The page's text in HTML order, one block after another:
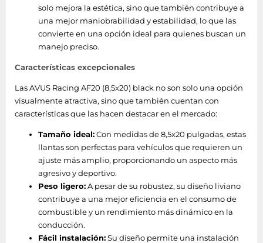
solo mejora la estética, sino que también contribuye a
una mejor maniobrabilidad y estabilidad, lo que las
convierte en una opción ideal para quienes buscan un
manejo preciso.
Características excepcionales
Las AVUS Racing AF20 (8,5x20) black no son solo una opción
visualmente atractiva, sino que también cuentan con
características que las hacen destacar en el mercado:
Tamaño ideal:Con medidas de 8,5x20 pulgadas, estas
llantas son perfectas para vehículos que requieren un
ajuste más amplio, proporcionando un aspecto más
agresivo y deportivo.
Peso ligero:A pesar de su robustez, su diseño liviano
contribuye a una mejor eficiencia en el consumo de
combustible y un rendimiento más dinámico en la
conducción.
Fácil instalación:Su diseño permite una instalación